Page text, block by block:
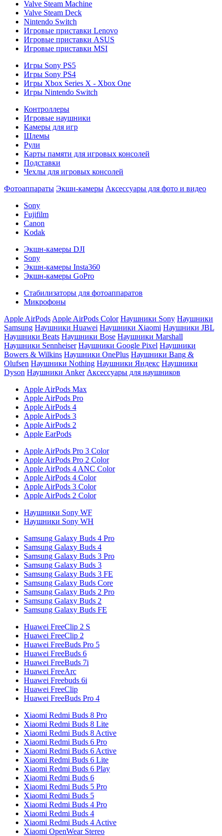
Valve Steam Machine
Valve Steam Deck
Nintendo Switch
Игровые приставки Lenovo
Игровые приставки ASUS
Игровые приставки MSI
Игры Sony PS5
Игры Sony PS4
Игры Xbox Series X - Xbox One
Игры Nintendo Switch
Контроллеры
Игровые наушники
Камеры для игр
Шлемы
Рули
Карты памяти для игровых консолей
Подставки
Чехлы для игровых консолей
Фотоаппараты Экшн-камеры Аксессуары для фото и видео
Sony
Fujifilm
Canon
Kodak
Экшн-камеры DJI
Sony
Экшн-камеры Insta360
Экшн-камеры GoPro
Стабилизаторы для фотоаппаратов
Микрофоны
Apple AirPods Apple AirPods Color Наушники Sony Наушники
Samsung Наушники Huawei Наушники Xiaomi Наушники JBL
Наушники Beats Наушники Bose Наушники Marshall
Наушники Sennheiser Наушники Google Pixel Наушники
Bowers & Wilkins Наушники OnePlus Наушники Bang &
Olufsen Наушники Nothing Наушники Яндекс Наушники
Dyson Наушники Anker Аксессуары для наушников
Apple AirPods Max
Apple AirPods Pro
Apple AirPods 4
Apple AirPods 3
Apple AirPods 2
Apple EarPods
Apple AirPods Pro 3 Color
Apple AirPods Pro 2 Color
Apple AirPods 4 ANC Color
Apple AirPods 4 Color
Apple AirPods 3 Color
Apple AirPods 2 Color
Наушники Sony WF
Наушники Sony WH
Samsung Galaxy Buds 4 Pro
Samsung Galaxy Buds 4
Samsung Galaxy Buds 3 Pro
Samsung Galaxy Buds 3
Samsung Galaxy Buds 3 FE
Samsung Galaxy Buds Core
Samsung Galaxy Buds 2 Pro
Samsung Galaxy Buds 2
Samsung Galaxy Buds FE
Huawei FreeClip 2 S
Huawei FreeClip 2
Huawei FreeBuds Pro 5
Huawei FreeBuds 6
Huawei FreeBuds 7i
Huawei FreeArc
Huawei Freebuds 6i
Huawei FreeClip
Huawei FreeBuds Pro 4
Xiaomi Redmi Buds 8 Pro
Xiaomi Redmi Buds 8 Lite
Xiaomi Redmi Buds 8 Active
Xiaomi Redmi Buds 6 Pro
Xiaomi Redmi Buds 6 Active
Xiaomi Redmi Buds 6 Lite
Xiaomi Redmi Buds 6 Play
Xiaomi Redmi Buds 6
Xiaomi Redmi Buds 5 Pro
Xiaomi Redmi Buds 5
Xiaomi Redmi Buds 4 Pro
Xiaomi Redmi Buds 4
Xiaomi Redmi Buds 4 Active
Xiaomi OpenWear Stereo